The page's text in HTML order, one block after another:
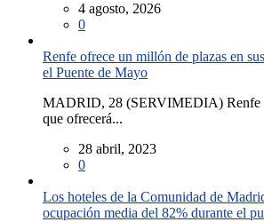
4 agosto, 2026
0
Renfe ofrece un millón de plazas en
el Puente de Mayo
MADRID, 28 (SERVIMEDIA) Renfe
que ofrecerá...
28 abril, 2023
0
Los hoteles de la Comunidad de
ocupación media del 82% durante el